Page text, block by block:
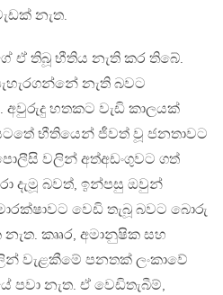
නැත.
ඒ තිබූ භීතිය නැති කර තිබේ.
නැති බවට
අවුරුදු හතකට වැඩි කාලයක්
භීතියෙන් ජීවත් වූ ජනතාවට
වලින් අත්අඩංගුවට ගත්
දැමූ බවත්, ඉන්පසු ඔවුන්
වෙඩි තැබූ බවට බොරු
නැත. කෲර, අමානුෂික සහ
වැළකීමේ පනතක් ලංකාවේ
පවා නැත. ඒ වෙඩිතැබීම්,